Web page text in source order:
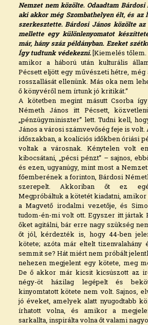
Nemzet nem közölte. Odaadtam Bárdosi
aki akkor még Szombathelyen élt, és
szerkesztette. Bárdosi János közölte
mellette egy különlenyomatot
már, hány száz példányban. Ezeket
Így tudtunk védekezni.[Kiemelés tőlem.
amikor a háború után kulturális
Pécsett eljött egy művészeti hétre,
rosszallását ellenünk. Más oka nem
ő könyvéről nem írtunk jó kritikát.”
A kötetben megint másutt Csorba
Németh János itt Pécsett,
„pénzügyminiszter” lett. Tudni kell,
János a városi számvevőség feje is volt.
időszakban, a koalíciós időkben óriási
voltak a városnak. Kénytelen volt
kibocsátani, „pécsi pénzt” – sajnos,
és ezen, ugyanúgy, mint most a
főemberének a forinton, Bárdosi
szerepelt. Akkoriban őt ez
Megpróbáltuk a kötetét kiadatni,
a Magvető irodalmi vezetője, és
tudom-én-mi volt ott. Egyszer itt jártak
őket agitálni, bár erre nagy szükség
őt jól, kérdezték is, hogy 44-ben
kötete; azóta már eltelt tizenvalahány
semmit se? Hát miért nem próbált
nehezen megjelent egy kötete, meg
De ő akkor már kicsit kicsúszott az
négy-öt házilag legépelt és
kinyomtatott kötete nem volt. Sajnos,
jó éveket, amelyek alatt nyugodtabb
írhatott volna, és amikor a
sarkallta, inspirálta volna őt valami